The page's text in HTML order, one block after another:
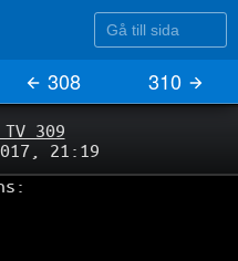
309
21:19
Gå till sida
308 310